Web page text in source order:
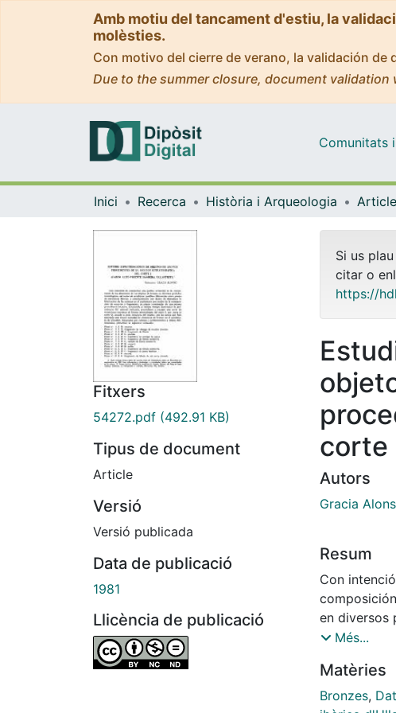
Amb motiu del tancament d'estiu, la
molèsties.
Con motivo del cierre de verano, la validación
Due to the summer closure, document
Comunitats
Inici Recerca Història i Arqueologia
Fitxers
54272.pdf (492.91 KB)
Tipus de document
Article
Versió
Versió publicada
Data de publicació
1981
Llicència de publicació
Si us
citar o
https://
corte
Autors
Gracia
Resum
Con
en diversos
establecer
fabricación
la
Més...
Matèries
Bronzes,